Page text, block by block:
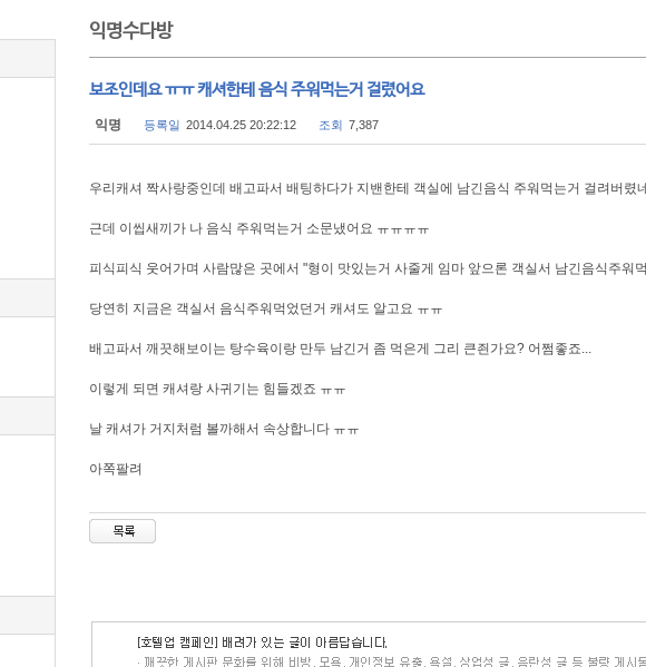
익명수다방
보조인데요 ㅠㅠ 캐셔한테 음식 주워먹는거 걸렸어요
익명 등록일 2014.04.25 20:22:12 조회 7,387
우리캐셔 짝사랑중인데 배고파서 배팅하다가 지밴한테 객실에 남긴음식 주워먹는거 걸려버렸
근데 이씹새끼가 나 음식 주워먹는거 소문냈어요 ㅠㅠㅠㅠ
피식피식 웃어가며 사람많은 곳에서 "형이 맛있는거 사줄게 임마 앞으론 객실서 남긴음식주워
당연히 지금은 객실서 음식주워먹었던거 캐셔도 알고요 ㅠㅠ
배고파서 깨끗해보이는 탕수육이랑 만두 남긴거 좀 먹은게 그리 큰죈가요? 어쩜좋죠...
이렇게 되면 캐셔랑 사귀기는 힘들겠죠 ㅠㅠ
날 캐셔가 거지처럼 볼까해서 속상합니다 ㅠㅠ
아쪽팔려